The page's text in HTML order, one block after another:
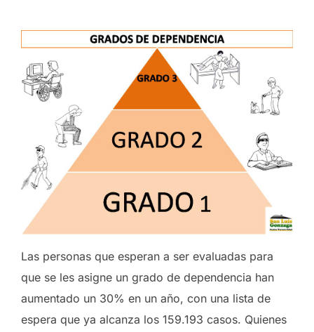
Las personas que esperan a ser evaluadas para
que se les asigne un grado de dependencia han
aumentado un 30% en un año, con una lista de
espera que ya alcanza los 159.193 casos. Quienes